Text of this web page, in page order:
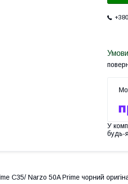
У
будь-
C35/ Narzo 50A Prime чорний